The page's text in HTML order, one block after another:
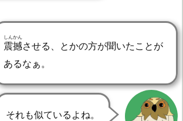
震撼
しんかん
させる、とかの方が聞いたことが
あるなぁ。
それも似ているよね。